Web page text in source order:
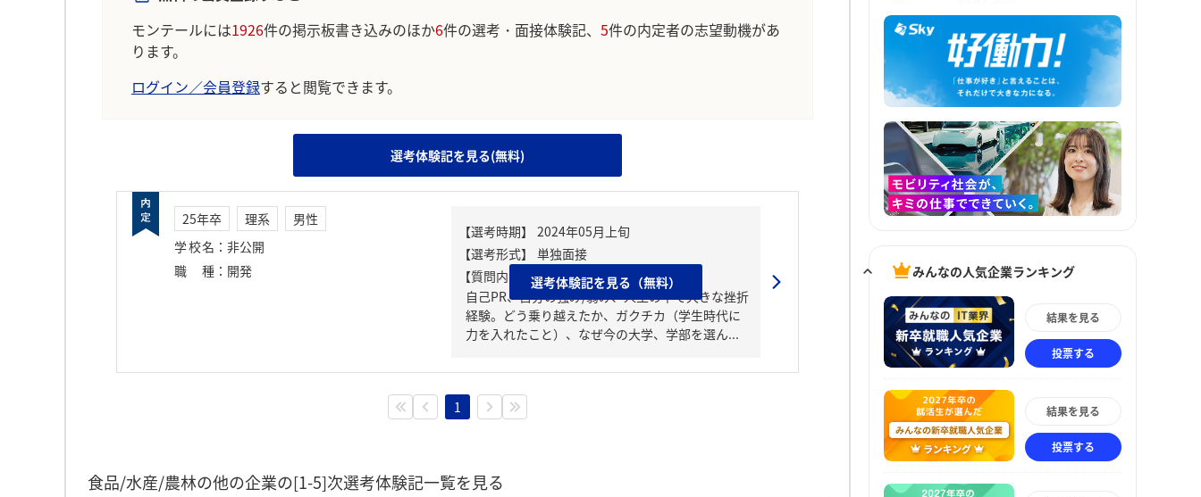
モンテールには1926件の掲示板書き込みのほか6件の選考・面接体験記、 5件の内定者の志望動機があ
ります。
ログイン／会員登録すると閲覧できます。
選考体験記を見る(無料)
25年卒 理系
男性
学校名 ： 非公開
職種 ： 開発
【質問内容・課題】
自己PR、自分の強み/弱み、人生の中で大きな挫折
経験。どう乗り越えたか、ガクチカ（学生時代に
力を入れたこと）、なぜ今の大学、学部を選ん...
選考体験記を見る（無料）
1
食品/水産/農林の他の企業の[1-5]次選考体験記一覧を見る
みんなの人気企業ランキング
結果を見る
投票する
結果を見る
投票する